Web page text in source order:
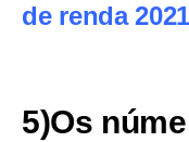
de renda 2021
5)Os